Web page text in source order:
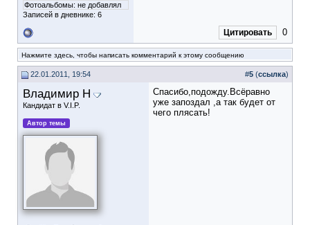
Фотоальбомы: не добавлял
Записей в дневнике: 6
Цитировать 0
Нажмите здесь, чтобы написать комментарий к этому сообщению
22.01.2011, 19:54 #5 (ссылка)
Владимир Н
Кандидат в V.I.P.
Автор темы
Cпасибо,подожду.Всёравно
уже запоздал ,а так будет от
чего плясать!